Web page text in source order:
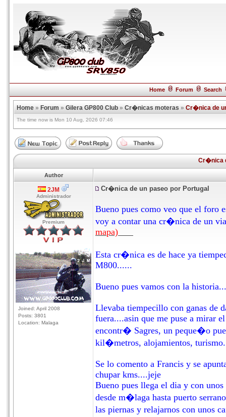
Home Forum Search
Home » Forum » Gilera GP800 Club » Cr�nicas moteras » Cr�nica de
The time now is Mon 10 Aug, 2026 07:46
Cr�nica
Author
2JM
Administrador
Premium
Joined: April 2008
Posts: 3801
Location: Malaga
Cr�nica de un paseo por Portugal
Bueno pues como veo que el
voy a contar una cr�nica de un
mapa)
Esta cr�nica es de hace ya
M800......
Bueno pues vamos con la
Llevaba tiempecillo con ganas de
fuera....asin que me puse a mirar
encontr� Sagres, un peque�o
kil�metros, alojamientos,
Se lo comento a Francis y se
chupar kms....jeje
Bueno pues llega el dia y con
desde m�laga hasta puerto
las piernas y relajarnos con unos